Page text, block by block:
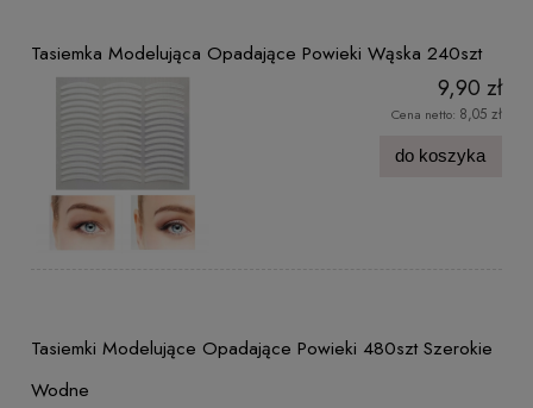
Tasiemka Modelująca Opadające Powieki Wąska 240szt
9,90 zł
Cena netto: 8,05 zł
do koszyka
Tasiemki Modelujące Opadające Powieki 480szt Szerokie
Wodne